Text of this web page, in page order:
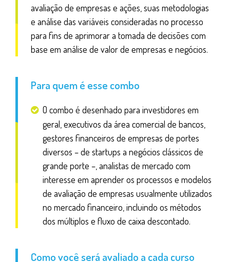
avaliação de empresas e ações, suas metodologias
e análise das variáveis consideradas no processo
para fins de aprimorar a tomada de decisões com
base em análise de valor de empresas e negócios.
Para quem é esse combo
O combo é desenhado para investidores em
geral, executivos da área comercial de bancos,
gestores financeiros de empresas de portes
diversos – de startups a negócios clássicos de
grande porte –, analistas de mercado com
interesse em aprender os processos e modelos
de avaliação de empresas usualmente utilizados
no mercado financeiro, incluindo os métodos
dos múltiplos e fluxo de caixa descontado.
Como você será avaliado a cada curso